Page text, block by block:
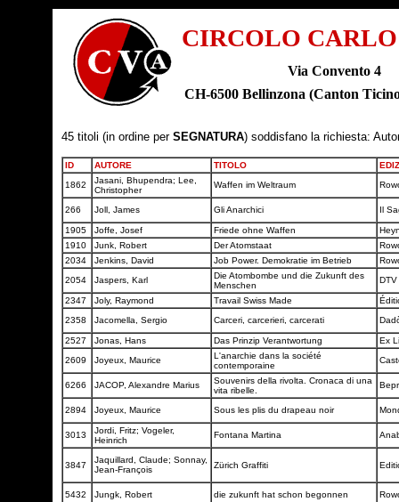
CIRCOLO
Via Convento 4
CH-6500 Bellinzona (Canton
45 titoli (in ordine per SEGNATURA) soddisfano la richiesta:
ID AUTORE TITOLO
1862
Jasani, Bhupendra; Lee,
Christopher
Waffen im Weltraum
266 Joll, James Gli Anarchici Il
1905 Joffe, Josef Friede ohne Waffen
1910
Junk, Robert Der Atomstaat
2034
Jenkins, David Job Power. Demokratie im Betrieb
2054
Jaspers, Karl
Die Atombombe und die Zukunft des
Menschen
DTV
2347 Joly, Raymond Travail Swiss Made
2358
Jacomella, Sergio Carceri, carcerieri, carcerati
2527 Jonas, Hans Das Prinzip Verantwortung
Ex
2609
Joyeux, Maurice
L'anarchie dans la société
contemporaine
6266 JACOP, Alexandre Marius
Souvenirs della rivolta. Cronaca di una
vita ribelle.
2894 Joyeux, Maurice Sous les plis du drapeau noir
3013
Jordi, Fritz; Vogeler,
Heinrich
Fontana Martina
3847
Jaquillard, Claude; Sonnay,
Jean-François
Zürich Graffiti
5432 Jungk, Robert die zukunft hat schon begonnen